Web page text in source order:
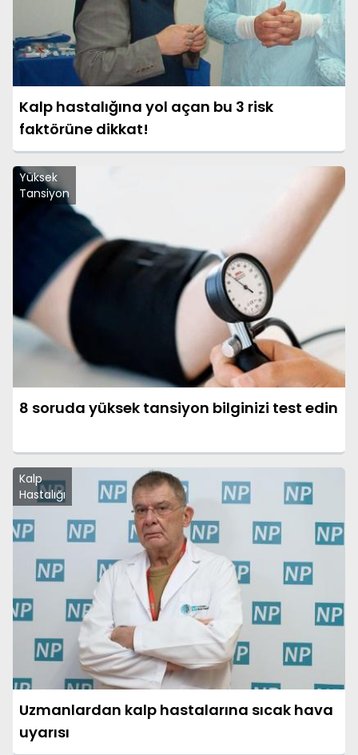
Kalp hastalığına yol açan bu 3 risk
faktörüne dikkat!
Yüksek
Tansiyon
8 soruda yüksek tansiyon bilginizi test edin
Kalp
Hastalığı
Uzmanlardan kalp hastalarına sıcak hava
uyarısı